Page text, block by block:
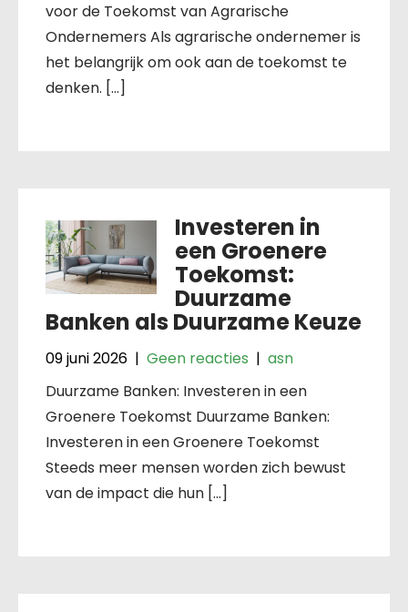
voor de Toekomst van Agrarische
Ondernemers Als agrarische ondernemer is
het belangrijk om ook aan de toekomst te
denken. […]
Investeren in
een Groenere
Toekomst:
Duurzame
Banken als Duurzame Keuze
09 juni 2026 | Geen reacties | asn
Duurzame Banken: Investeren in een
Groenere Toekomst Duurzame Banken:
Investeren in een Groenere Toekomst
Steeds meer mensen worden zich bewust
van de impact die hun […]